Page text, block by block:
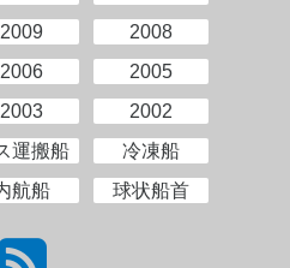
2009
2008
2006
2005
2003
2002
運搬船
冷凍船
航船 球状船首